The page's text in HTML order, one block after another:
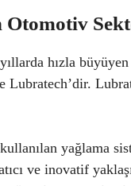
hızla
Lubratech’dir.
yağlama
ve inovatif